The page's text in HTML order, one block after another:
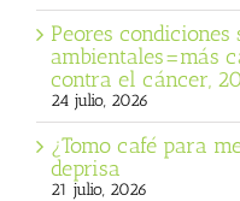
Peores
ambientales=más
contra el cáncer,
24 julio, 2026
¿Tomo café para
deprisa
21 julio, 2026